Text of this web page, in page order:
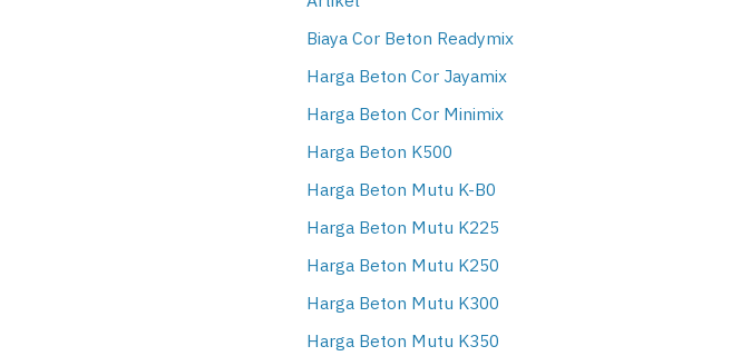
Biaya Cor Beton Readymix
Harga Beton Cor Jayamix
Harga Beton Cor Minimix
Harga Beton K500
Harga Beton Mutu K-B0
Harga Beton Mutu K225
Harga Beton Mutu K250
Harga Beton Mutu K300
Harga Beton Mutu K350